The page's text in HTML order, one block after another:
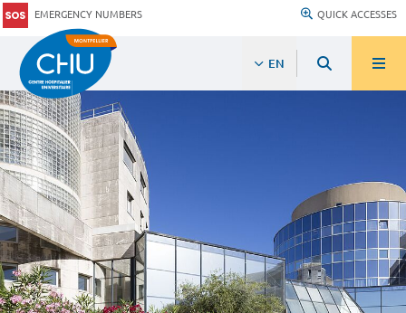
EMERGENCY NUMBERS QUICK ACCESSES
EN